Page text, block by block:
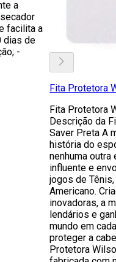
a
facilita a
dias de
-
Fita Protetora
Fita Protetora
Descrição da
Saver Preta A
história do
nenhuma
influente e
jogos de
Americano.
inovadoras, a
lendários e
mundo em
proteger a
Protetora